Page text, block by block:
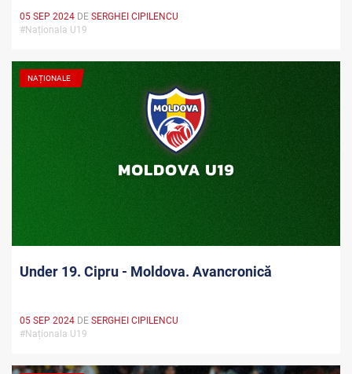
05 SEP 2024 DE SERGHEI CIPILENCU
#Naționala U19
NAȚIONALE
Under 19. Cipru - Moldova. Avancronică
05 SEP 2024 DE SERGHEI CIPILENCU
#Naționala U19